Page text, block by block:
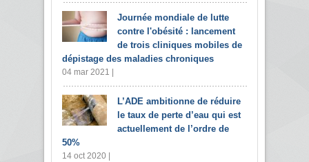
Journée mondiale de lutte
contre l'obésité : lancement
de trois cliniques mobiles de
dépistage des maladies chroniques
04 mar 2021 |
L’ADE ambitionne de réduire
le taux de perte d’eau qui est
actuellement de l’ordre de
50%
14 oct 2020 |